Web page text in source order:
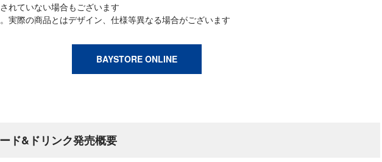
れていない場合もございます
実際の商品とはデザイン、仕様等異なる場合がございます
BAYSTORE ONLINE
ド&ドリンク発売概要